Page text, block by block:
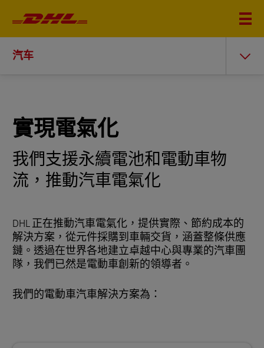
汽车
實現電氣化
我們支援永續電池和電動車物
流，推動汽車電氣化
DHL 正在推動汽車電氣化，提供實際、節約成本的
解決方案，從元件採購到車輛交貨，涵蓋整條供應
鏈。透過在世界各地建立卓越中心與專業的汽車團
隊，我們已然是電動車創新的領導者。
我們的電動車汽車解決方案為：